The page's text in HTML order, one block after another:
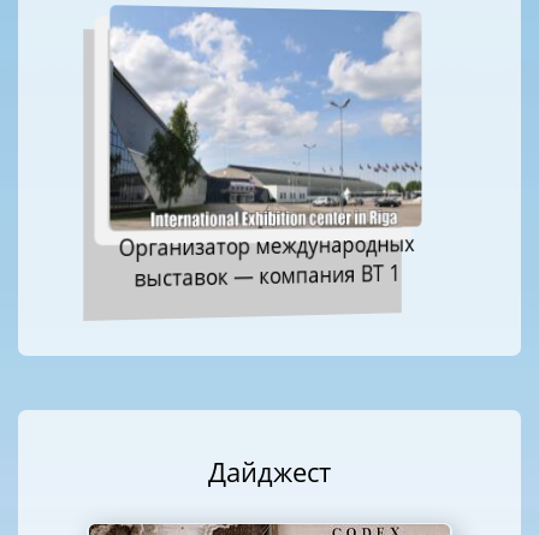
Организатор международных
выставок — компания ВТ 1
Дайджест